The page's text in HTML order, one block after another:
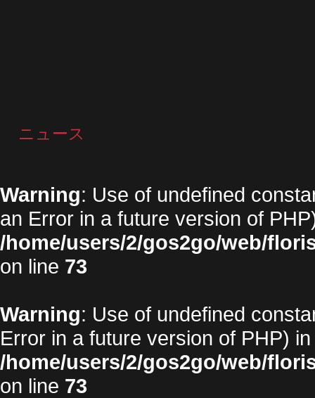
ニュース
Warning: Use of undefined
an Error in a future version of
/home/users/2/gos2go/web/
on line 73
Warning: Use of undefined
Error in a future version of PHP) in
/home/users/2/gos2go/web/
on line 73